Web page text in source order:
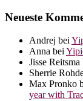
Neueste
Andrej bei
Anna bei
Jisse Reitsma
Sherrie
Max Pronko
year with